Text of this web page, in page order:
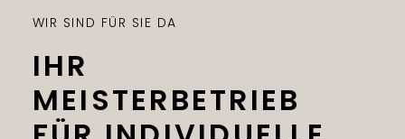
WIR SIND FÜR SIE DA
IHR
MEISTERBETRIEB